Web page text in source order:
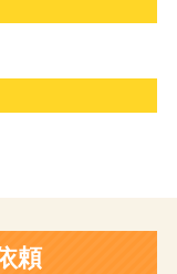
頼